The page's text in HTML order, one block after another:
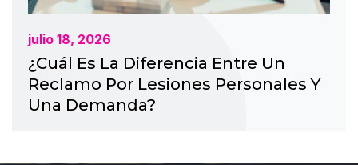
julio 18, 2026
¿Cuál Es La Diferencia Entre Un
Reclamo Por Lesiones Personales Y
Una Demanda?